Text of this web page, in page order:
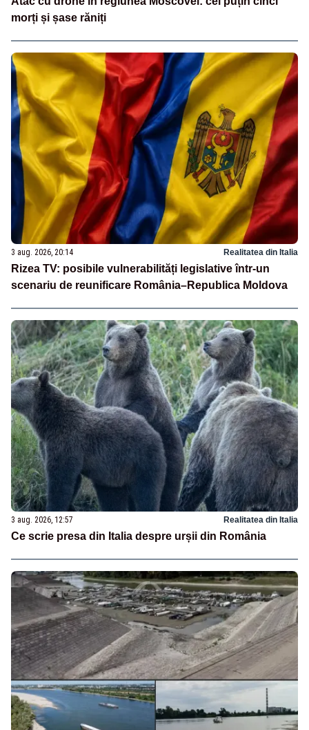
morți și șase răniți
3 aug. 2026, 20:14 Realitatea din Italia
Rizea TV: posibile vulnerabilități legislative într-un
scenariu de reunificare România–Republica Moldova
3 aug. 2026, 12:57 Realitatea din Italia
Ce scrie presa din Italia despre urșii din România